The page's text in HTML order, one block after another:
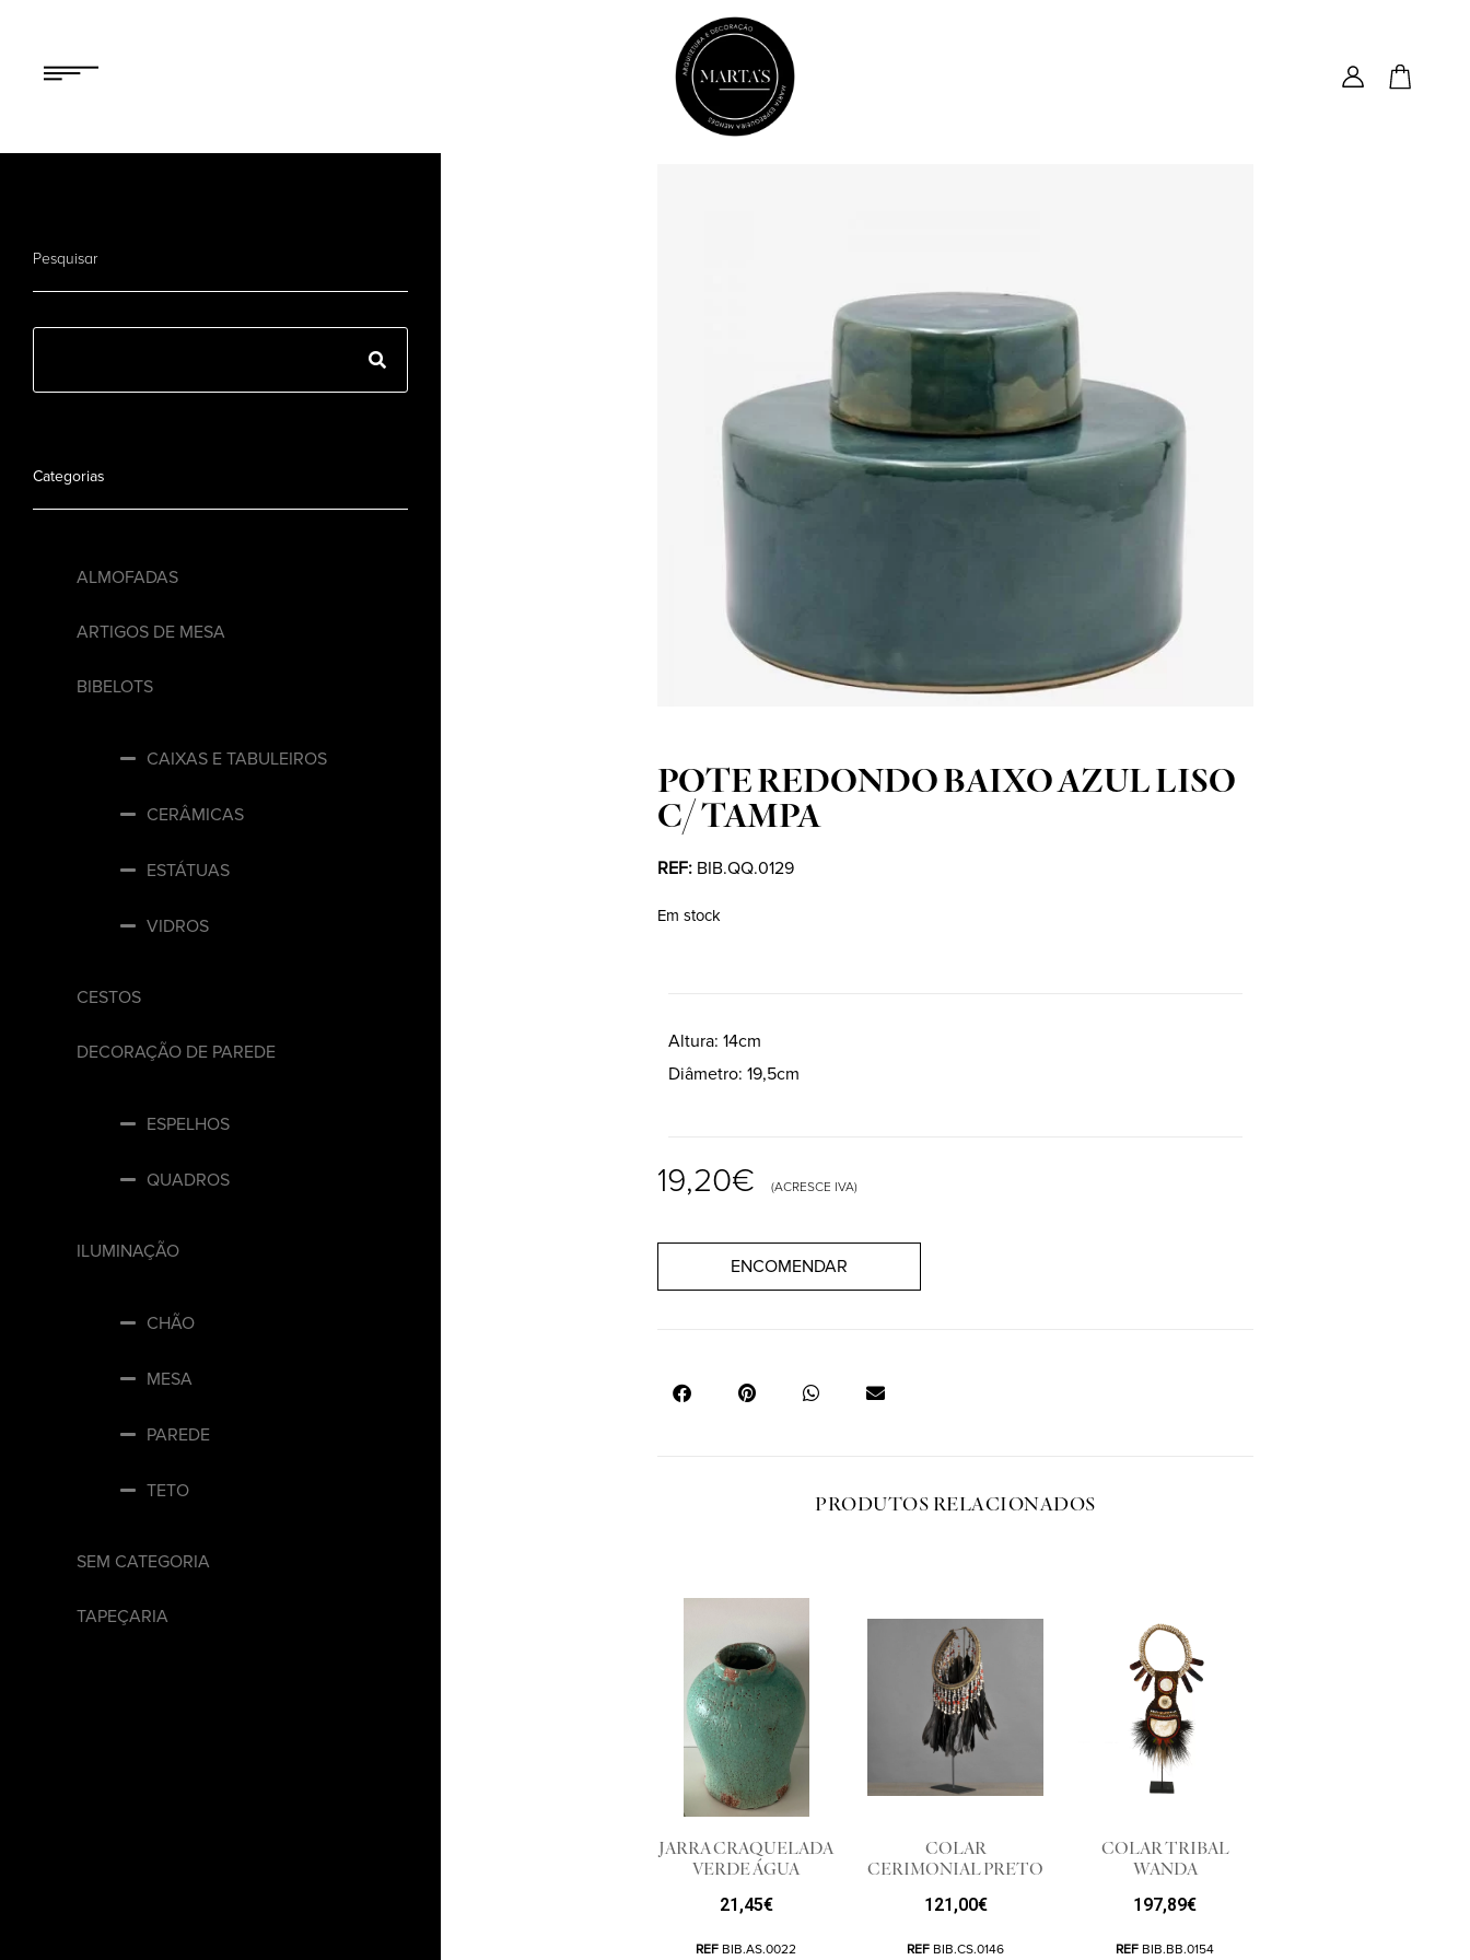
Pesquisar
Categorias
ALMOFADAS
ARTIGOS DE MESA
BIBELOTS
CAIXAS E TABULEIROS
CERÂMICAS
ESTÁTUAS
VIDROS
CESTOS
DECORAÇÃO DE PAREDE
ESPELHOS
QUADROS
ILUMINAÇÃO
CHÃO
MESA
PAREDE
TETO
SEM CATEGORIA
TAPEÇARIA
POTE REDONDO BAIXO AZUL LISO
C/ TAMPA
REF: BIB.QQ.0129
Em stock
Altura 14cm
Diâmetro 19,5cm
19,20€ (ACRESCE IVA)
ENCOMENDAR
PRODUTOS RELACIONADOS
JARRA CRAQUELADA
VERDE ÁGUA
21,45€
REF BIB.AS.0022
COLAR
CERIMONIAL PRETO
121,00€
REF BIB.CS.0146
COLAR TRIBAL
WANDA
197,89€
REF BIB.BB.0154